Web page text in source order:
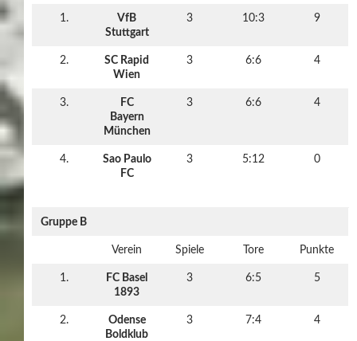
1.
VfB
Stuttgart
3 10:3 9
2.
SC Rapid
Wien
3 6:6 4
3.
FC
Bayern
München
3 6:6 4
4.
Sao Paulo
FC
3 5:12 0
Gruppe B
Verein Spiele Tore Punkte
1.
FC Basel
1893
3 6:5 5
2.
Odense
Boldklub
3 7:4 4